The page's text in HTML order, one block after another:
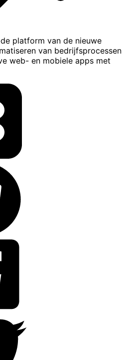
platform van de nieuwe
van bedrijfsprocessen
web- en mobiele apps met